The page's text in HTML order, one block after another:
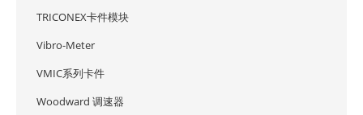
TRICONEX卡件模块
Vibro-Meter
VMIC系列卡件
Woodward 调速器